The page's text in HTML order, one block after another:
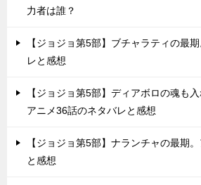
力者は誰？
【ジョジョ第5部】ブチャラティの最
レと感想
【ジョジョ第5部】ディアボロの魂も
アニメ36話のネタバレと感想
【ジョジョ第5部】ナランチャの最期
と感想